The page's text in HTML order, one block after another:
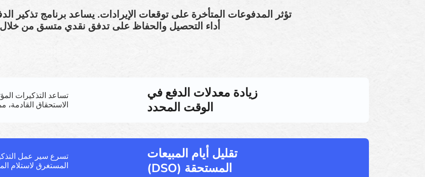
تؤثر المدفوعات المتأخرة على توقعات الإيرادات. يساعد برنامج تذكير
أداء التحصيل والحفاظ على تدفق نقدي متسق من خلال
زيادة معدلات الدفع في
الوقت المحدد
تساعد التذكيرات
الاستحقاق
تقليل أيام المبيعات
المستحقة (DSO)
تسرع سير عمل
المستغرق لاستلام